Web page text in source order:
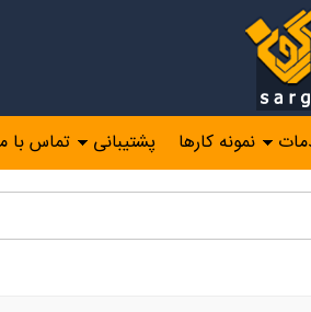
نمونه کارها پشتیبانی تماس با